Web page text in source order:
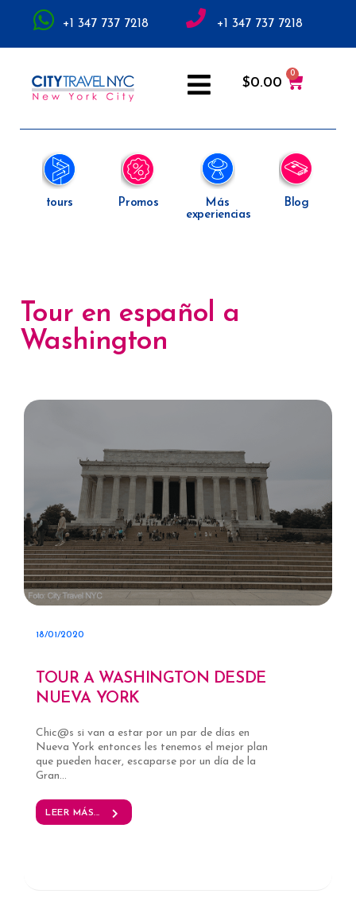
+1 347 737 7218 +1 347 737 7218
$0.00
tours Promos
Más
experiencias
Blog
Tour en español a
Washington
18/01/2020
TOUR A WASHINGTON DESDE
NUEVA YORK
Chic@s si van a estar por un par de días en
Nueva York entonces les tenemos el mejor plan
que pueden hacer, escaparse por un día de la
Gran...
LEER MÁS...